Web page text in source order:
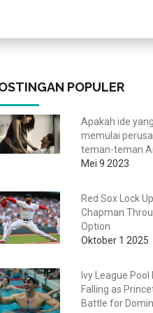
POPULER
Apakah ide
memulai
teman-teman
Mei 9 2023
Red Sox Lock
Chapman
Option
Oktober 1 2025
Ivy League
Falling as
Battle for